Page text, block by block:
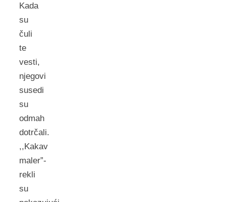
Kada
su
čuli
te
vesti,
njegovi
susedi
su
odmah
dotrčali.
,,Kakav
maler”-
rekli
su